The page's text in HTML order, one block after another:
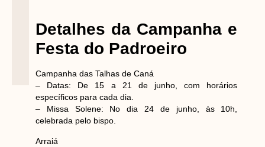
Detalhes da Campanha e
Festa do Padroeiro
Campanha das Talhas de Caná
– Datas: De 15 a 21 de junho, com horários
específicos para cada dia.
– Missa Solene: No dia 24 de junho, às 10h,
celebrada pelo bispo.
Arraiá